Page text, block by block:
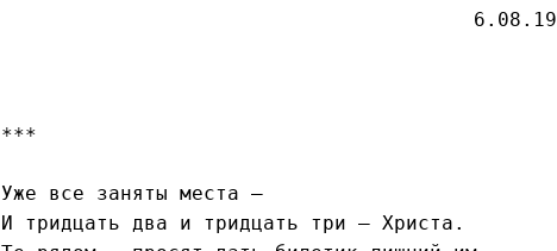
6.08.19
***
Уже все заняты места —
И тридцать два и тридцать три — Христа.